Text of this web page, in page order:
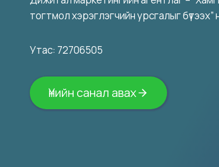
тогтмол хэрэглэгчийн урсгалыг
Утас: 72706505
Үнийн санал авах